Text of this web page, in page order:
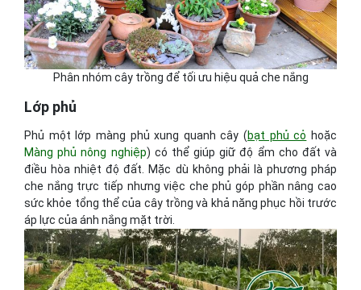
Phân nhóm cây trồng để tối ưu hiệu quả che nắng
Lớp phủ
Phủ một lớp màng phủ xung quanh cây (bạt phủ cỏ hoặc
Màng phủ nông nghiệp) có thể giúp giữ độ ẩm cho đất và
điều hòa nhiệt độ đất. Mặc dù không phải là phương pháp
che nắng trực tiếp nhưng việc che phủ góp phần nâng cao
sức khỏe tổng thể của cây trồng và khả năng phục hồi trước
áp lực của ánh nắng mặt trời.